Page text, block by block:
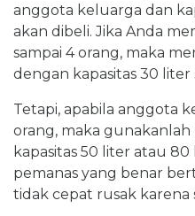
anggota keluarga dan
akan dibeli. Jika Anda
sampai 4 orang, maka
dengan kapasitas 30
Tetapi, apabila anggota
orang, maka gunakanlah
kapasitas 50 liter atau
pemanas yang benar
tidak cepat rusak karena